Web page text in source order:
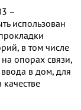
–
использован
в том числе
опорах связи,
в дом, для